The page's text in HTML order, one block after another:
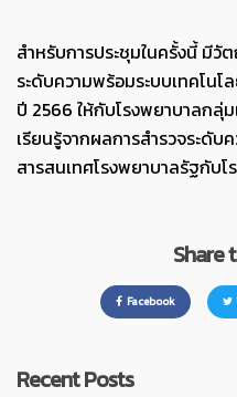
สำหรับการประชุมในครั้งนี้ มีวั
ระดับความพร้อมระบบเทคโนโ
ปี 2566 ให้กับโรงพยาบาลกลุ่
เรียนรู้จากผลการสำรวจระดับ
สารสนเทศโรงพยาบาลรัฐกับ
Share
Facebook
Recent Posts